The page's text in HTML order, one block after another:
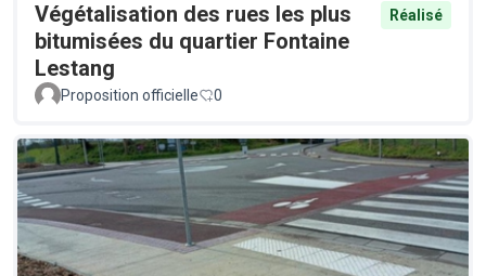
Végétalisation des rues les plus
bitumisées du quartier Fontaine
Lestang
Réalisé
Proposition officielle 0